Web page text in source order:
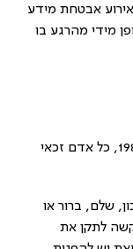
אירוע אבטחת מידע
מידי מהרגע בו
על-פי חוק הגנת הפרטיות, התשמ"א-1981, כל אדם זכאי
שלם, ברור או
לתקן את